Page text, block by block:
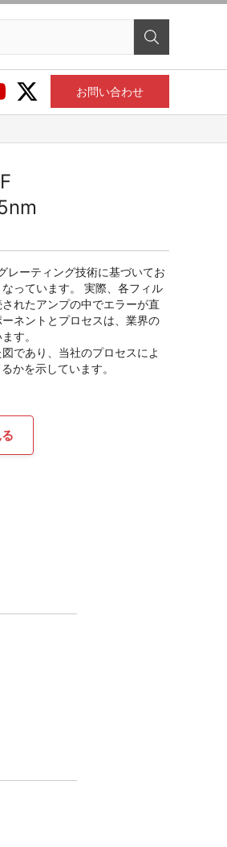
お問い合わせ
レーティング技術に基づいてお
っています。 実際、各フィル
れたアンプの中でエラーが直
ネントとプロセスは、業界の
す。
であり、当社のプロセスによ
かを示しています。